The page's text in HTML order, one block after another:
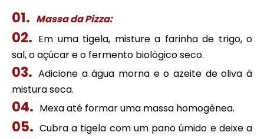
Massa da Pizza:
Em uma tigela, misture a farinha de trigo, o
sal, o açúcar e o fermento biológico seco.
Adicione a água morna e o azeite de oliva à
mistura seca.
Mexa até formar uma massa homogênea.
Cubra a tigela com um pano úmido e deixe a